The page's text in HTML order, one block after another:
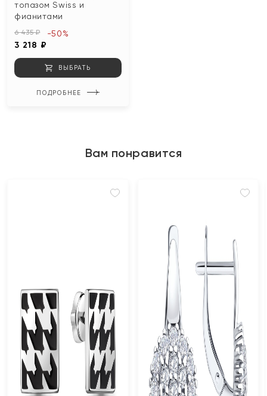
топазом Swiss и
фианитами
6 435 ₽
3 218 ₽
-50%
ВЫБРАТЬ
ПОДРОБНЕЕ
Вам понравится